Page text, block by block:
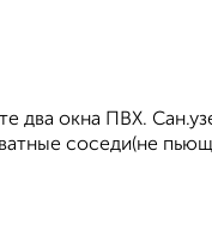
два окна ПВХ.
соседи(не